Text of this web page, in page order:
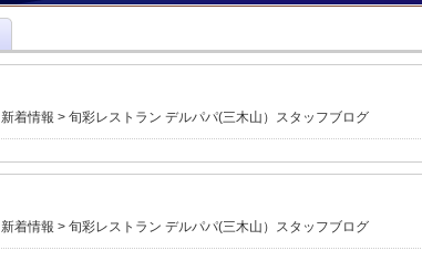
新着情報 > 旬彩レストラン デルパパ(三木山）スタッフブログ
新着情報 > 旬彩レストラン デルパパ(三木山）スタッフブログ